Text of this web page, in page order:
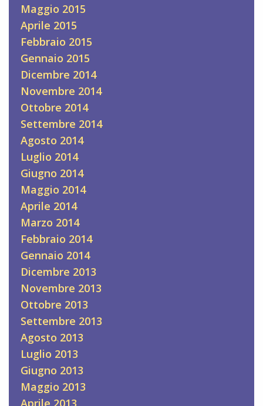
Maggio 2015
Aprile 2015
Febbraio 2015
Gennaio 2015
Dicembre 2014
Novembre 2014
Ottobre 2014
Settembre 2014
Agosto 2014
Luglio 2014
Giugno 2014
Maggio 2014
Aprile 2014
Marzo 2014
Febbraio 2014
Gennaio 2014
Dicembre 2013
Novembre 2013
Ottobre 2013
Settembre 2013
Agosto 2013
Luglio 2013
Giugno 2013
Maggio 2013
Aprile 2013